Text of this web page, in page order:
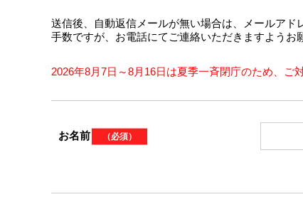
送信後、自動返信メールが無い場合は、メールア
手数ですが、お電話にてご連絡いただきますようお
2026年8月7日～8月16日は夏季一斉閉庁のため、ご
お名前 （必須）